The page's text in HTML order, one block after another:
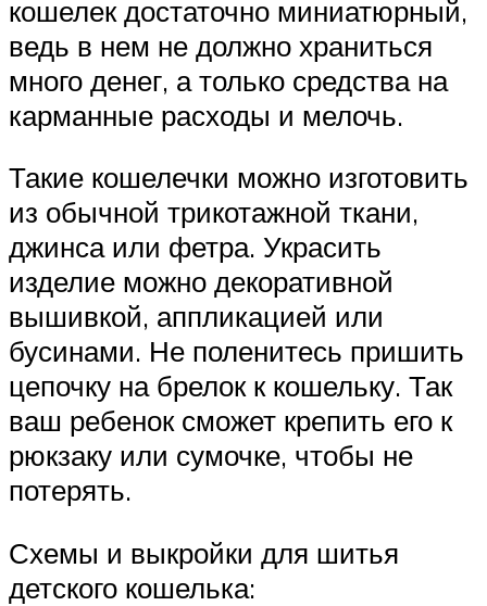
кошелек достаточно миниатюрный,
ведь в нем не должно храниться
много денег, а только средства на
карманные расходы и мелочь.
Такие кошелечки можно изготовить
из обычной трикотажной ткани,
джинса или фетра. Украсить
изделие можно декоративной
вышивкой, аппликацией или
бусинами. Не поленитесь пришить
цепочку на брелок к кошельку. Так
ваш ребенок сможет крепить его к
рюкзаку или сумочке, чтобы не
потерять.
Схемы и выкройки для шитья
детского кошелька: